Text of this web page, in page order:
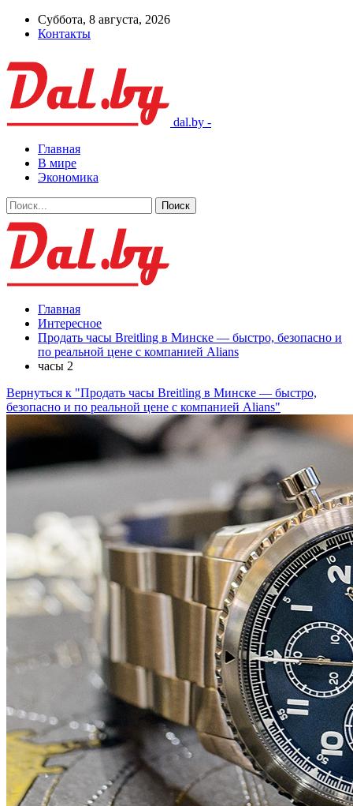
Суббота, 8 августа, 2026
Контакты
dal.by -
Главная
В мире
Экономика
Главная
Интересное
Продать часы Breitling в Минске — быстро, безопасно и
по реальной цене с компанией Alians
часы 2
Вернуться к "Продать часы Breitling в Минске — быстро,
безопасно и по реальной цене с компанией Alians"